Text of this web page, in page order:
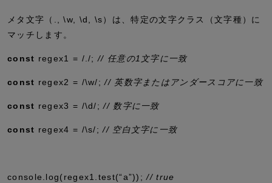
メタ文字（ .,\w, \d, \s）は、特定の文字クラス（文字種）に
マッチします。
const regex1 = /./; // 任意の1文字に一致
const regex2 = /\w/; // 英数字またはアンダースコアに一致
const regex3 = /\d/; // 数字に一致
const regex4 = /\s/; // 空白文字に一致
console.log(regex1.test(“a”)) ; // true